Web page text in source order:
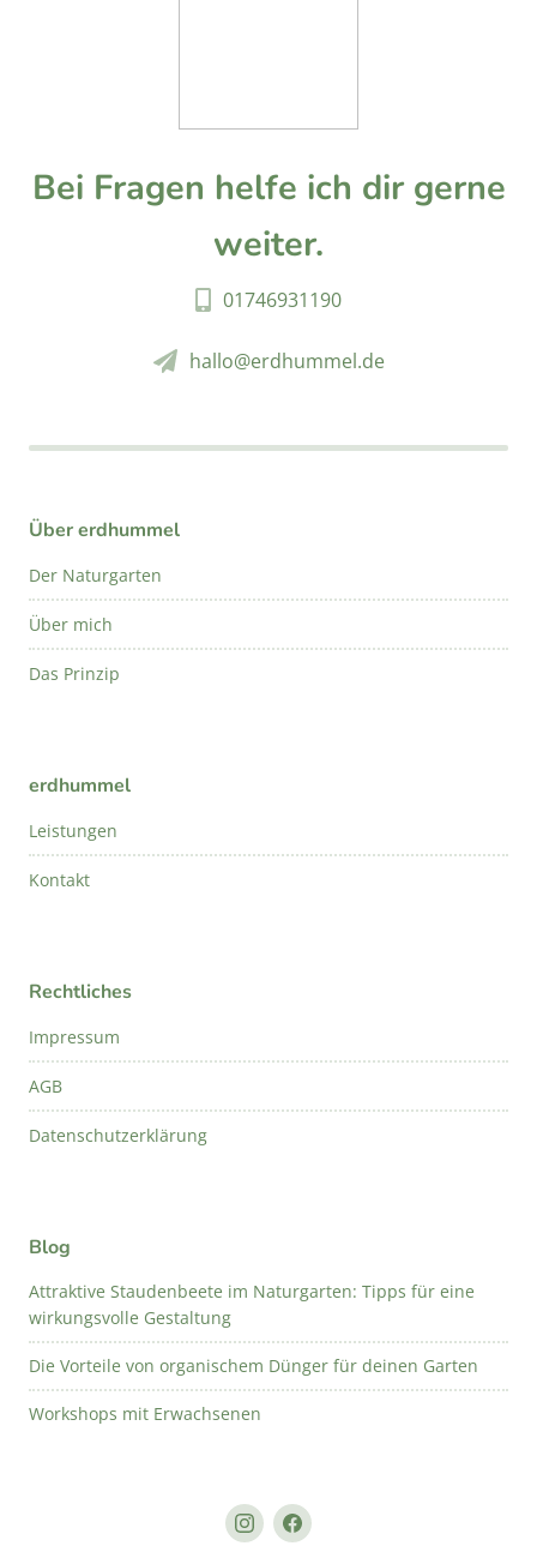
Bei Fragen helfe ich dir gerne
weiter.
01746931190
hallo@erdhummel.de
Über erdhummel
Der Naturgarten
Über mich
Das Prinzip
erdhummel
Leistungen
Kontakt
Rechtliches
Impressum
AGB
Datenschutzerklärung
Blog
Attraktive Staudenbeete im Naturgarten: Tipps für eine
wirkungsvolle Gestaltung
Die Vorteile von organischem Dünger für deinen Garten
Workshops mit Erwachsenen
InstagramFacebook